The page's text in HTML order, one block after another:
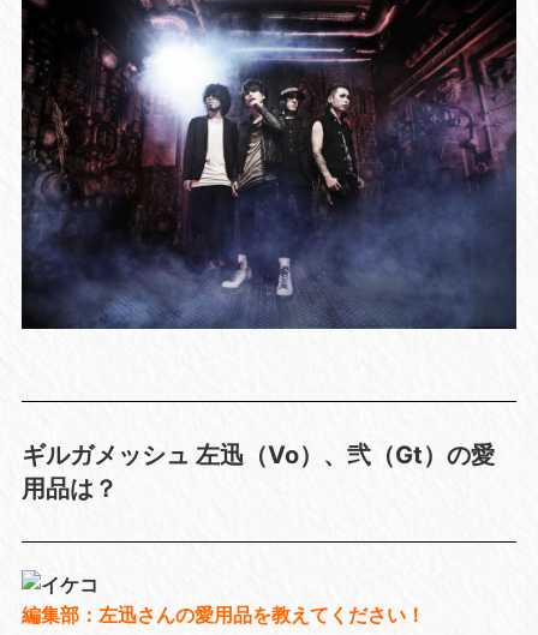
ギルガメッシュ 左迅（Vo）、弐（Gt）の愛
用品は？
編集部：左迅さんの愛用品を教えてください！